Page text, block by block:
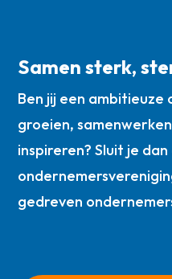
Samen sterk,
Ben jij een ambitieuze
groeien,
inspireren? Sluit je
gedreven